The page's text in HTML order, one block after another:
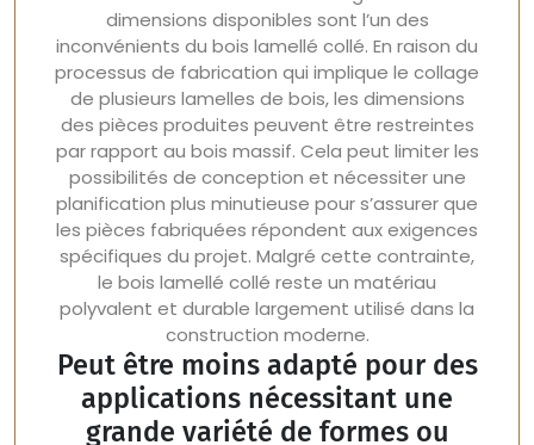
dimensions disponibles sont l’un des
inconvénients du bois lamellé collé. En raison du
processus de fabrication qui implique le collage
de plusieurs lamelles de bois, les dimensions
des pièces produites peuvent être restreintes
par rapport au bois massif. Cela peut limiter les
possibilités de conception et nécessiter une
planification plus minutieuse pour s’assurer que
les pièces fabriquées répondent aux exigences
spécifiques du projet. Malgré cette contrainte,
le bois lamellé collé reste un matériau
polyvalent et durable largement utilisé dans la
construction moderne.
Peut être moins adapté pour des
applications nécessitant une
grande variété de formes ou